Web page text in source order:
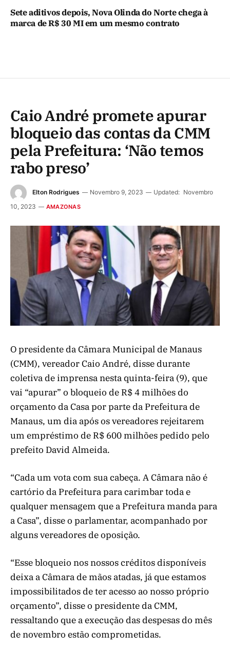
Sete aditivos depois, Nova Olinda do Norte chega à
marca de R$ 30 MI em um mesmo contrato
Caio André promete apurar
bloqueio das contas da CMM
pela Prefeitura: ‘Não temos
rabo preso’
Elton Rodrigues Novembro 9, 2023 Updated: Novembro
10, 2023
AMAZONAS
O presidente da Câmara Municipal de Manaus
(CMM), vereador Caio André, disse durante
coletiva de imprensa nesta quinta-feira (9), que
vai “apurar” o bloqueio de R$ 4 milhões do
orçamento da Casa por parte da Prefeitura de
Manaus, um dia após os vereadores rejeitarem
um empréstimo de R$ 600 milhões pedido pelo
prefeito David Almeida.
“Cada um vota com sua cabeça. A Câmara não é
cartório da Prefeitura para carimbar toda e
qualquer mensagem que a Prefeitura manda para
a Casa”, disse o parlamentar, acompanhado por
alguns vereadores de oposição.
“Esse bloqueio nos nossos créditos disponíveis
deixa a Câmara de mãos atadas, já que estamos
impossibilitados de ter acesso ao nosso próprio
orçamento”, disse o presidente da CMM,
ressaltando que a execução das despesas do mês
de novembro estão comprometidas.